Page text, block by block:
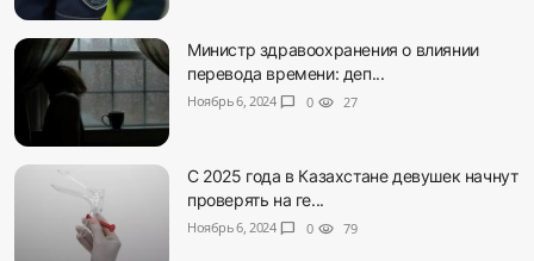
Министр здравоохранения о влиянии
перевода времени: деп...
Ноябрь 6, 2024 chat_bubble 0 visibility 27
С 2025 года в Казахстане девушек начнут
проверять на ге...
Ноябрь 6, 2024 chat_bubble 0 visibility 79